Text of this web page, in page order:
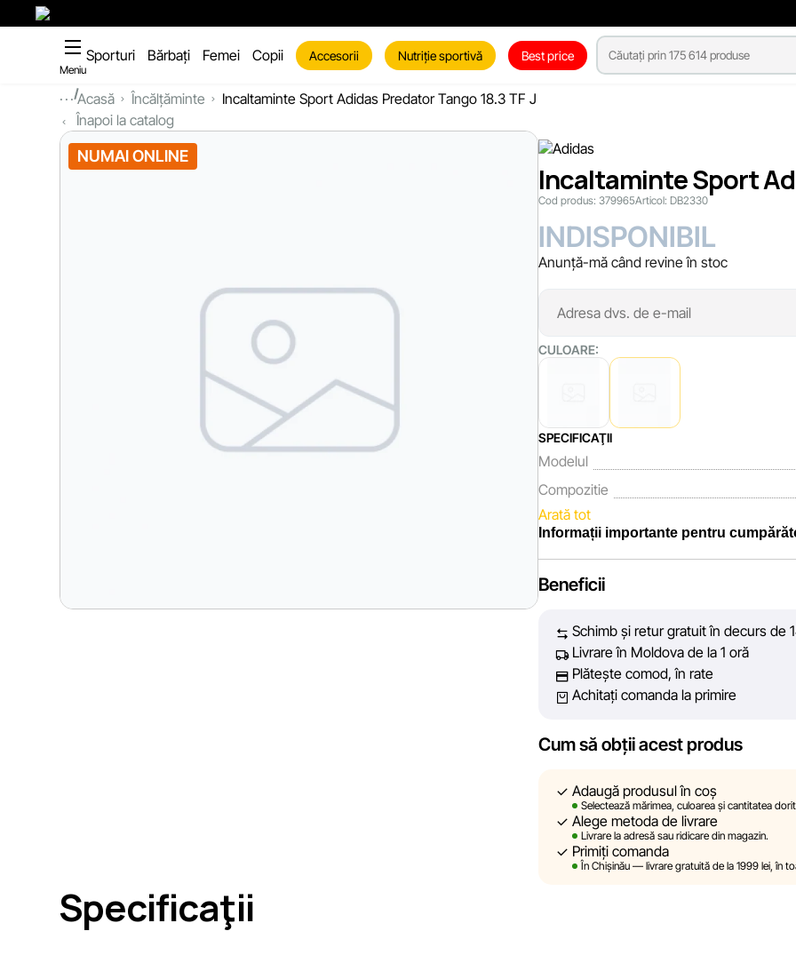
Meniu
Sporturi Bărbați Femei Copii Accesorii Nutriție sportivă Best price
...Acasă Încălțăminte
Incaltaminte Sport Adidas Predator Tango 18.3 TF J
Înapoi la catalog
NUMAI ONLINE
Incaltaminte Sport
Cod produs: 379965Articol: DB2330
INDISPONIBIL
Anunță-mă când revine în stoc
CULOARE:
SPECIFICAŢII
Modelul
Compozitie
Arată tot
Informații importante pentru
fiecare zi depunem eforturi pentru ca
vă oferim informații corecte și veridice,
decizie de cumpărare.
Cu toate acestea, în ciuda controlului
tehnice sau disfuncționalități. De
linkuri pe site-ul nostru.
Sportlandia își rezervă dreptul de a
prealabilă, descrierile, caracteristicile și
site sunt simulate și au un caracter pur
Beneficii
Schimb și retur gratuit în decurs de
Livrare în Moldova de la 1 oră
Plătește comod, în rate
Achitați comanda la primire
Cum să obții acest produs
Adaugă produsul în coș
Selectează mărimea, culoarea și cantitatea
Alege metoda de livrare
Livrare la adresă sau ridicare din magazin.
Primiți comanda
În Chișinău — livrare gratuită de la 1999 lei, în
Specificaţii